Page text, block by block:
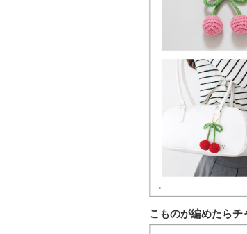
こものが編めたらチ